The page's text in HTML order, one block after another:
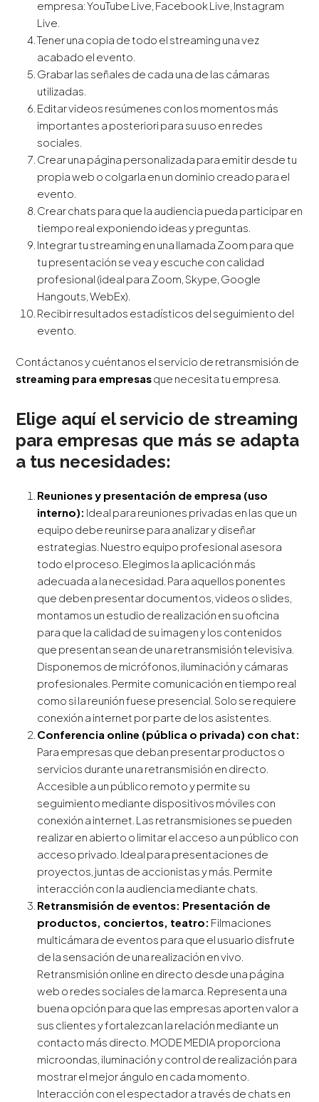
empresa: YouTube Live, Facebook Live, Instagram
Live.
Tener una copia de todo el streaming una vez
acabado el evento.
Grabar las señales de cada una de las cámaras
utilizadas.
Editar videos resúmenes con los momentos más
importantes a posteriori para su uso en redes
sociales.
Crear una página personalizada para emitir desde tu
propia web o colgarla en un dominio creado para el
evento.
Crear chats para que la audiencia pueda participar en
tiempo real exponiendo ideas y preguntas.
Integrar tu streaming en una llamada Zoom para que
tu presentación se vea y escuche con calidad
profesional (ideal para Zoom, Skype, Google
Hangouts, WebEx).
Recibir resultados estadísticos del seguimiento del
evento.
Contáctanos y cuéntanos el servicio de retransmisión de
streaming para empresasque necesita tu empresa.
Elige aquí el servicio de streaming
para empresas que más se adapta
a tus necesidades:
Reuniones y presentación de empresa (uso
interno): Ideal para reuniones privadas en las que un
equipo debe reunirse para analizar y diseñar
estrategias. Nuestro equipo profesional asesora
todo el proceso. Elegimos la aplicación más
adecuada a la necesidad. Para aquellos ponentes
que deben presentar documentos, videos o slides,
montamos un estudio de realización en su oficina
para que la calidad de su imagen y los contenidos
que presentan sean de una retransmisión televisiva.
Disponemos de micrófonos, iluminación y cámaras
profesionales. Permite comunicación en tiempo real
como si la reunión fuese presencial. Solo se requiere
conexión a internet por parte de los asistentes.
Conferencia online (pública o privada) con chat:
Para empresas que deban presentar productos o
servicios durante una retransmisión en directo.
Accesible a un público remoto y permite su
seguimiento mediante dispositivos móviles con
conexión a internet. Las retransmisiones se pueden
realizar en abierto o limitar el acceso a un público con
acceso privado. Ideal para presentaciones de
proyectos, juntas de accionistas y más. Permite
interacción con la audiencia mediante chats.
Retransmisión de eventos: Presentación de
productos, conciertos, teatro: Filmaciones
multicámara de eventos para que el usuario disfrute
de la sensación de una realización en vivo.
Retransmisión online en directo desde una página
web o redes sociales de la marca. Representa una
buena opción para que las empresas aporten valor a
sus clientes y fortalezcan la relación mediante un
contacto más directo. MODE MEDIA proporciona
microondas, iluminación y control de realización para
mostrar el mejor ángulo en cada momento.
Interacción con el espectador a través de chats en